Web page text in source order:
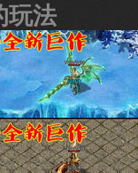
玩法